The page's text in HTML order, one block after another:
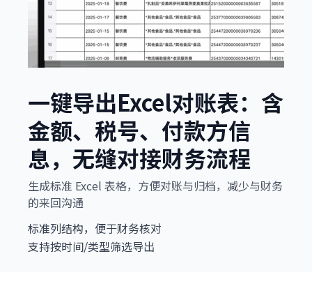
一键导出Excel对账表：含
金额、税号、付款方信
息，无缝对接财务流程
生成标准 Excel 表格，方便对账与归档，减少与财务
的来回沟通
标准列结构，便于财务核对
支持按时间/类型筛选导出